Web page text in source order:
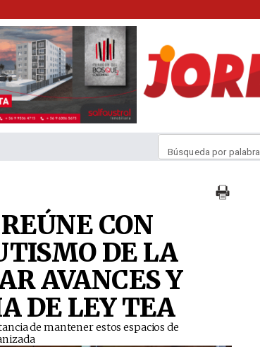
Búsqueda por palabra
CON
DE LA
AVANCES Y
DE LEY TEA
de mantener estos espacios de